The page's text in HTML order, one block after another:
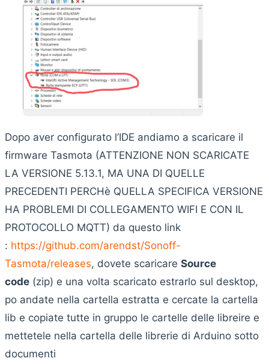
Dopo aver configurato l’IDE andiamo a scaricare il
firmware Tasmota (ATTENZIONE NON SCARICATE
LA VERSIONE 5.13.1, MA UNA DI QUELLE
PRECEDENTI PERCHè QUELLA SPECIFICA VERSIONE
HA PROBLEMI DI COLLEGAMENTO WIFI E CON IL
PROTOCOLLO MQTT) da questo link
: https://github.com/arendst/Sonoff-
Tasmota/releases, dovete scaricare Source
code (zip) e una volta scaricato estrarlo sul desktop,
po andate nella cartella estratta e cercate la cartella
lib e copiate tutte in gruppo le cartelle delle libreire e
mettetele nella cartella delle librerie di Arduino sotto
documenti